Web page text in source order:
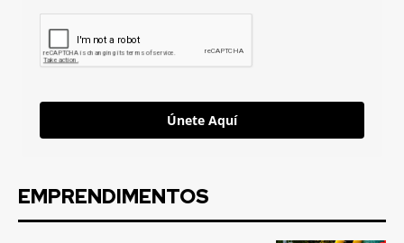
Únete Aquí
EMPRENDIMENTOS